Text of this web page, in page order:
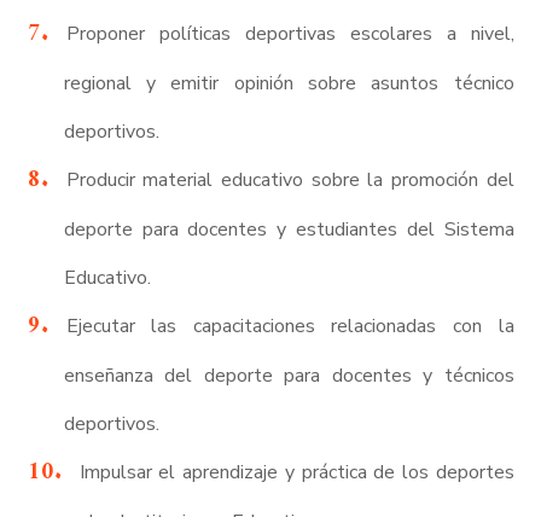
Proponer políticas deportivas escolares a nivel,
regional y emitir opinión sobre asuntos técnico
deportivos.
Producir material educativo sobre la promoción del
deporte para docentes y estudiantes del Sistema
Educativo.
Ejecutar las capacitaciones relacionadas con la
enseñanza del deporte para docentes y técnicos
deportivos.
Impulsar el aprendizaje y práctica de los deportes